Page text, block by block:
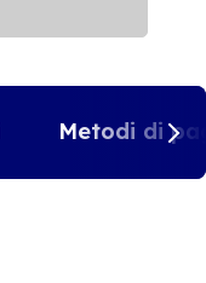
Metodi di